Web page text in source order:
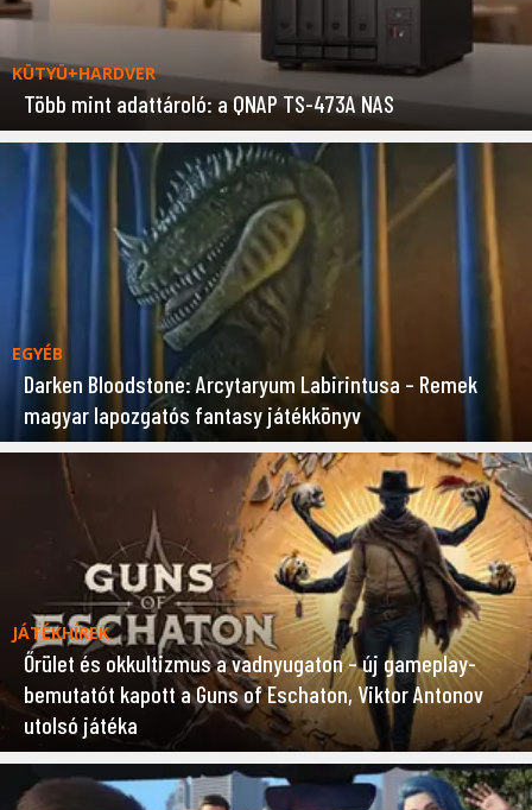
KÜTYÜ+HARDVER
Több mint adattároló: a QNAP TS-473A NAS
EGYÉB
Darken Bloodstone: Arcytaryum Labirintusa – Remek
magyar lapozgatós fantasy játékkönyv
JÁTÉKHÍREK
Őrület és okkultizmus a vadnyugaton – új gameplay-
bemutatót kapott a Guns of Eschaton, Viktor Antonov
utolsó játéka